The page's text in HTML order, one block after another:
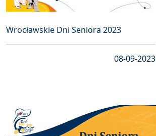
Wrocławskie Dni Seniora 2023
08-09-2023